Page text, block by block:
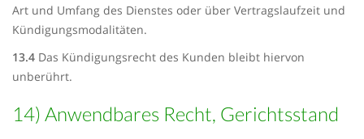
Art und Umfang des Dienstes oder über Vertragslaufzeit und
Kündigungsmodalitäten.
13.4 Das Kündigungsrecht des Kunden bleibt hiervon
unberührt.
14) Anwendbares Recht, Gerichtsstand